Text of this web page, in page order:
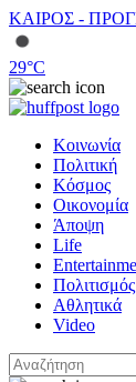
ΚΑΙΡΟΣ -
29°C
Κοινωνία
Πολιτική
Κόσμος
Οικονομία
Άποψη
Life
Πολιτισμός
Αθλητικά
Video